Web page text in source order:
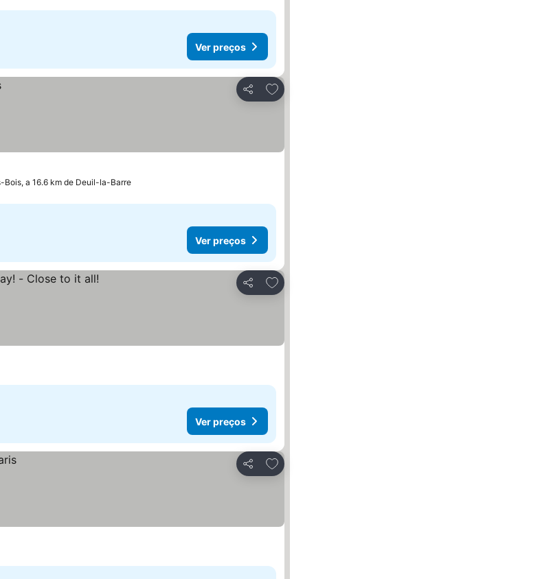
Ver preços
Partilhar
Adicionar aos favoritos
Bois, a 16.6 km de Deuil-la-Barre
Ver preços
Partilhar
Adicionar aos favoritos
Ver preços
Partilhar
Adicionar aos favoritos